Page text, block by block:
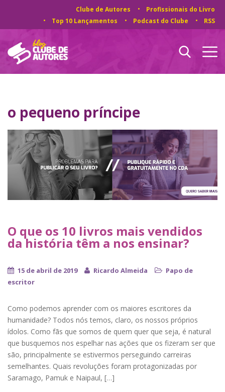
Clube de Autores
Profissionais do Livro
Top 10 Lançamentos
Podcast do Clube RSS
o pequeno príncipe
O que os 10 livros mais vendidos
da história têm a nos ensinar?
15 de abril de 2019 Ricardo Almeida
Papo de
escritor
Como podemos aprender com os maiores escritores da
humanidade? Todos nós temos, claro, os nossos próprios
ídolos. Como fãs que somos de quem quer que seja, é natural
que busquemos nos espelhar nas ações que os fizeram ser que
são, principalmente se estivermos perseguindo carreiras
semelhantes. Quais revoluções foram protagonizadas por
Saramago, Pamuk e Naipaul, […]